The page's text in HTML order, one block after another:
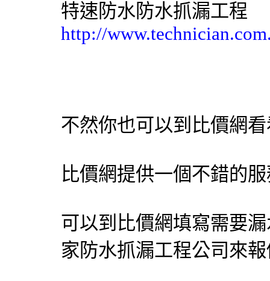
特速防水防水抓漏工程
http://
不然你也可以到比價網
比價網提供一個不錯的
可以到比價網填寫需要
家防水抓漏工程公司來